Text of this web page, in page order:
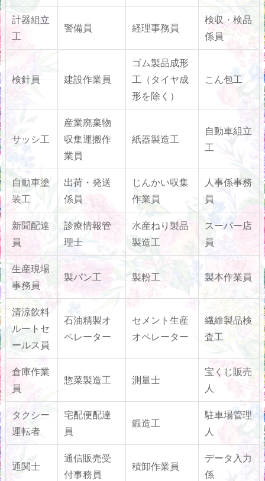
計器組立
工
警備員 経理事務員
検収・検品
係員
検針員 建設作業員
ゴム製品成形
工（タイヤ成
形を除く）
こん包工
サッシ工
産業廃棄物
収集運搬作
業員
紙器製造工
自動車組立
工
自動車塗
装工
出荷・発送
係員
じんかい収集
作業員
人事係事務
員
新聞配達
員
診療情報管
理士
水産ねり製品
製造工
スーパー店
員
生産現場
事務員
製パン工 製粉工 製本作業員
清涼飲料
ルートセ
ールス員
石油精製オ
ペレーター
セメント生産
オペレーター
繊維製品検
査工
倉庫作業
員
惣菜製造工 測量士
宝くじ販売
人
タクシー
運転者
宅配便配達
員
鍛造工
駐車場管理
人
通関士
通信販売受
付事務員
積卸作業員
データ入力
係